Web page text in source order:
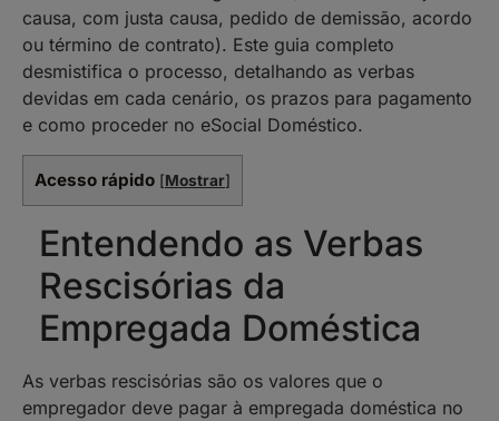
causa, com justa causa, pedido de demissão, acordo
ou término de contrato). Este guia completo
desmistifica o processo, detalhando as verbas
devidas em cada cenário, os prazos para pagamento
e como proceder no eSocial Doméstico.
Acesso rápido [Mostrar]
Entendendo as Verbas
Rescisórias da
Empregada Doméstica
As verbas rescisórias são os valores que o
empregador deve pagar à empregada doméstica no